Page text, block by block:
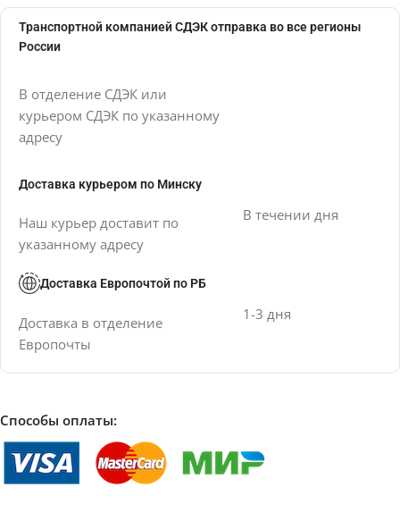
Транспортной компанией СДЭК отправка во все регионы
России
В отделение СДЭК или
курьером СДЭК по указанному
адресу
Доставка курьером по Минску
Наш курьер доставит по
указанному адресу
В течении дня
Доставка Европочтой по РБ
Доставка в отделение
Европочты
1-3 дня
Способы оплаты: